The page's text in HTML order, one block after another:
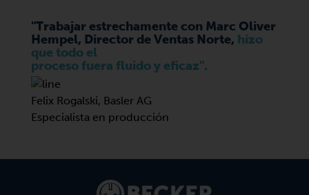
"Trabajar estrechamente con Marc Oliver
Hempel, Director de Ventas Norte, hizo
que todo el
proceso fuera fluido y eficaz".
Felix Rogalski, Basler AG
Especialista en producción